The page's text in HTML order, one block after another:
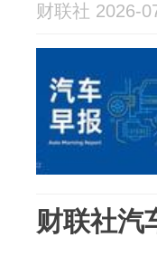
财联社 2026-
财联社汽